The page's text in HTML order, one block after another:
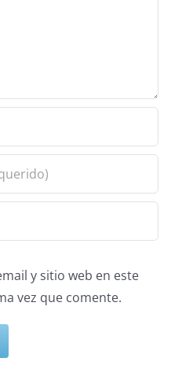
y sitio web en este
vez que comente.